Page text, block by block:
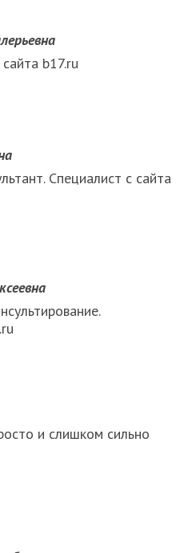
b17.ru
Специалист с сайта
и слишком сильно